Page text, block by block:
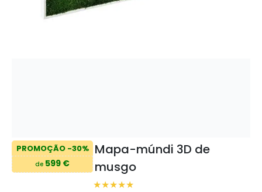
PROMOÇÃO -30%
de 599 €
Mapa-múndi 3D de
musgo